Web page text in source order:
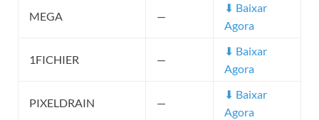
MEGA —
⬇ Baixar
Agora
1FICHIER —
⬇ Baixar
Agora
PIXELDRAIN —
⬇ Baixar
Agora